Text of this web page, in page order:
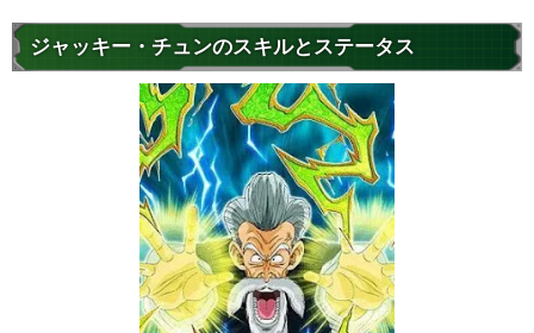
ジャッキー・チュンのスキルとステータス